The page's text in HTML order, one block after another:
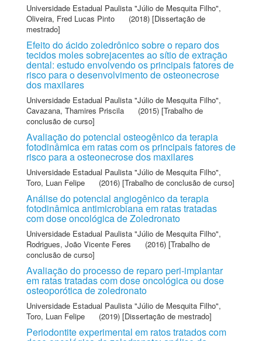
Universidade Estadual Paulista "Júlio de Mesquita Filho",
Oliveira, Fred Lucas Pinto
(2018) [Dissertação de
mestrado]
Efeito do ácido zoledrônico sobre o reparo dos
tecidos moles sobrejacentes ao sítio de extração
dental: estudo envolvendo os principais fatores de
risco para o desenvolvimento de osteonecrose
dos maxilares
Universidade Estadual Paulista "Júlio de Mesquita Filho",
Cavazana, Thamires Priscila
(2015) [Trabalho de
conclusão de curso]
Avaliação do potencial osteogênico da terapia
fotodinâmica em ratas com os principais fatores de
risco para a osteonecrose dos maxilares
Universidade Estadual Paulista "Júlio de Mesquita Filho",
Toro, Luan Felipe
(2016) [Trabalho de conclusão de curso]
Análise do potencial angiogênico da terapia
fotodinâmica antimicrobiana em ratas tratadas
com dose oncológica de Zoledronato
Universidade Estadual Paulista "Júlio de Mesquita Filho",
Rodrigues, João Vicente Feres
(2016) [Trabalho de
conclusão de curso]
Avaliação do processo de reparo peri-implantar
em ratas tratadas com dose oncológica ou dose
osteoporótica de zoledronato
Universidade Estadual Paulista "Júlio de Mesquita Filho",
Toro, Luan Felipe
(2019) [Dissertação de mestrado]
Periodontite experimental em ratos tratados com